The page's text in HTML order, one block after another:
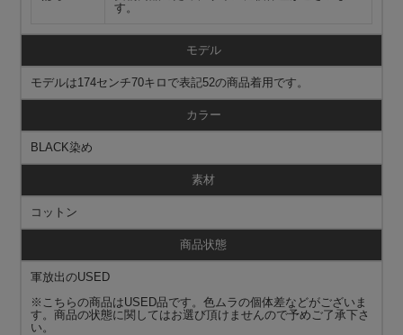
す。
モデル
モデルは174センチ70キロで表記52の商品着用です。
カラー
BLACK染め
素材
コットン
商品状態
軍放出のUSED
※こちらの商品はUSED品です。色ムラの個体差などがございま
す。商品の状態に関してはお選び頂けませんので予めご了承下さ
い。